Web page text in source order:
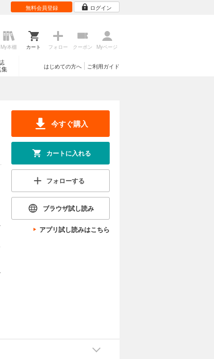
無料会員登録 ログイン
My本棚 カート フォロー クーポン Myページ
ご利用ガイド
はじめての方へ
今すぐ購入
カートに入れる
フォローする
ブラウザ試し読み
アプリ試し読みはこちら